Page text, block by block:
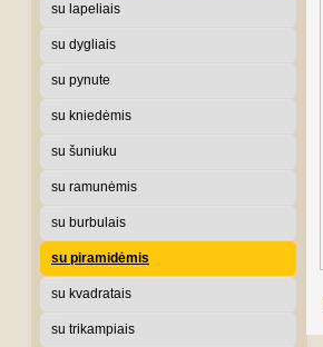
su lapeliais
su dygliais
su pynute
su kniedėmis
su šuniuku
su ramunėmis
su burbulais
su piramidėmis
su kvadratais
su trikampiais